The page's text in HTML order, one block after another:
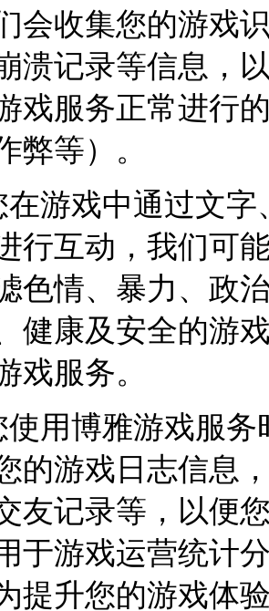
会收集您的游戏
溃记录等信息，
戏服务正常进行
弊等）。
在游戏中通过文
行互动，我们可
色情、暴力、政
健康及安全的游
戏服务。
使用博雅游戏服
的游戏日志信息
友记录等，以便
于游戏运营统计
提升您的游戏体